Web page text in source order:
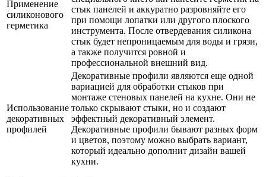
Применение
силиконового
герметика
стык панелей и аккуратно разровняйте его
при помощи лопатки или другого плоского
инструмента. После отвердевания силикона
стык будет непроницаемым для воды и грязи,
а также получится ровной и
профессиональной внешний вид.
Использование
декоративных
профилей
Декоративные профили являются еще одной
вариацией для обработки стыков при
монтаже стеновых панелей на кухне. Они не
только скрывают стыки, но и создают
эффектный декоративный элемент.
Декоративные профили бывают разных форм
и цветов, поэтому можно выбрать вариант,
который идеально дополнит дизайн вашей
кухни.